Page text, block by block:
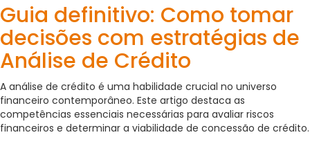
Guia definitivo: Como tomar
decisões com estratégias de
Análise de Crédito
A análise de crédito é uma habilidade crucial no universo
financeiro contemporâneo. Este artigo destaca as
competências essenciais necessárias para avaliar riscos
financeiros e determinar a viabilidade de concessão de crédito.